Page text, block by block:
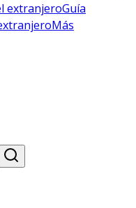
extranjeroGuía
Más